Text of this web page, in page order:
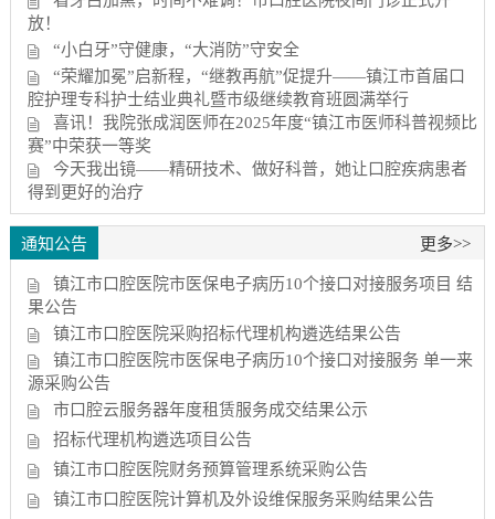
放！
“小白牙”守健康，“大消防”守安全
“荣耀加冕”启新程，“继教再航”促提升——镇江市首届口
腔护理专科护士结业典礼暨市级继续教育班圆满举行
喜讯！我院张成润医师在2025年度“镇江市医师科普视频比
赛”中荣获一等奖
今天我出镜——精研技术、做好科普，她让口腔疾病患者
得到更好的治疗
通知公告 更多>>
镇江市口腔医院市医保电子病历10个接口对接服务项目 结
果公告
镇江市口腔医院采购招标代理机构遴选结果公告
镇江市口腔医院市医保电子病历10个接口对接服务 单一来
源采购公告
市口腔云服务器年度租赁服务成交结果公示
招标代理机构遴选项目公告
镇江市口腔医院财务预算管理系统采购公告
镇江市口腔医院计算机及外设维保服务采购结果公告